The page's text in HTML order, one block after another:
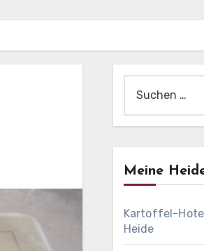
nach:
Meine
Kartoffel-
Heide